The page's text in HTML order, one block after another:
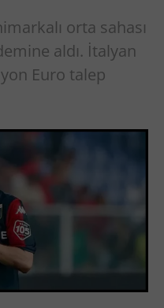
orta sahası
aldı. İtalyan
Euro talep